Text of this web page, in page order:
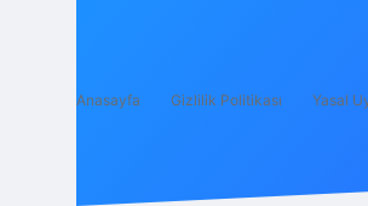
Anasayfa Gizlilik Politikası Yasal